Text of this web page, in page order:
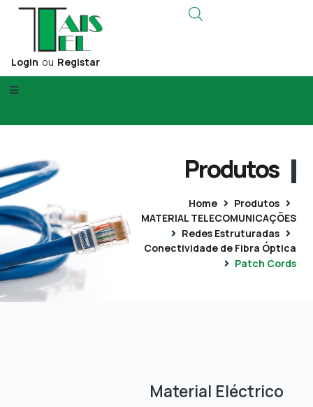
Login ou Registar
Produtos
Home
Produtos
MATERIAL TELECOMUNICAÇÕES
Redes Estruturadas
Conectividade de Fibra Óptica
Patch Cords
Material Eléctrico